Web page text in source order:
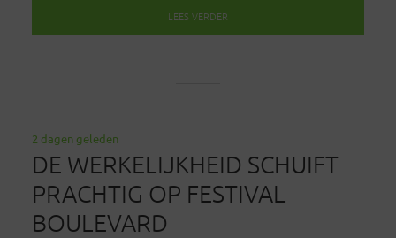
LEES VERDER
2 dagen geleden
DE WERKELIJKHEID SCHUIFT
PRACHTIG OP FESTIVAL
BOULEVARD